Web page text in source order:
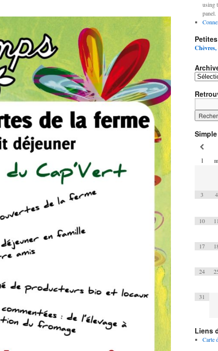
using
panel.
l
3 4
10 11
17
24
31
Liens
Carte